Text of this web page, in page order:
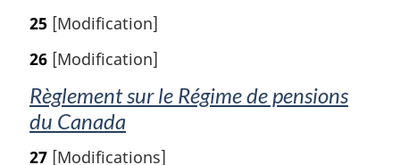
25 [Modification]
26 [Modification]
Règlement sur le Régime de pensions
du Canada
27 [Modifications]